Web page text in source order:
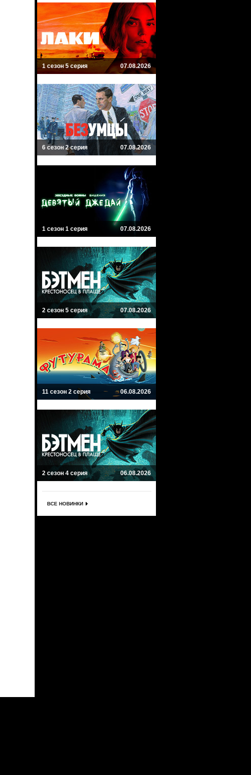
1 сезон 5 серия 07.08.2026
6 сезон 2 серия 07.08.2026
1 сезон 1 серия 07.08.2026
2 сезон 5 серия 07.08.2026
11 сезон 2 серия 06.08.2026
2 сезон 4 серия 06.08.2026
ВСЕ НОВИНКИ